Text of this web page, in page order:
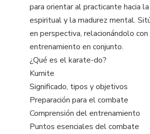
para orientar al practicante hacia la
espiritual y la madurez mental.
en perspectiva, relacionándolo
entrenamiento en conjunto.
¿Qué es el karate-do?
Kumite
Significado, tipos y objetivos
Preparación para el combate
Comprensión del entrenamiento
Puntos esenciales del combate